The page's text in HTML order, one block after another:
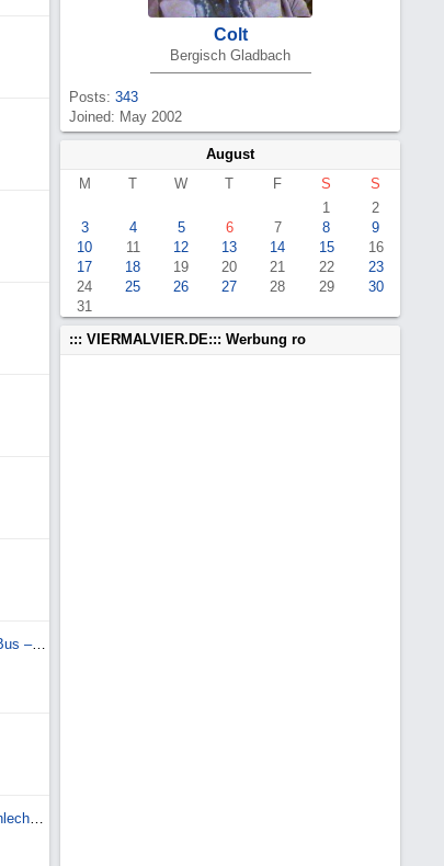
Luftfahrwerk VB-FullAir 4C im VW Bus – Erfahrungen
KNOTT SGB 18 Achse ist nicht schlechtwegetauglich!
Colt
Bergisch Gladbach
Posts: 343
Joined: May 2002
August
M
T W T F S
S
1
2
3
4 5 6 7 8
9
10
11 12 13 14 15
16
17
18 19 20 21 22
23
24
25 26 27 28 29
30
31
::: VIERMALVIER.DE::: Werbung ro